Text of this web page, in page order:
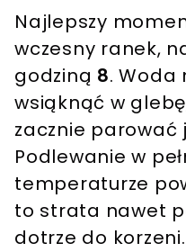
Najlepszy
wczesny ranek,
godziną 8. Woda
wsiąknąć w
zacznie parować
Podlewanie w
temperaturze
to strata nawet
dotrze do korzeni.